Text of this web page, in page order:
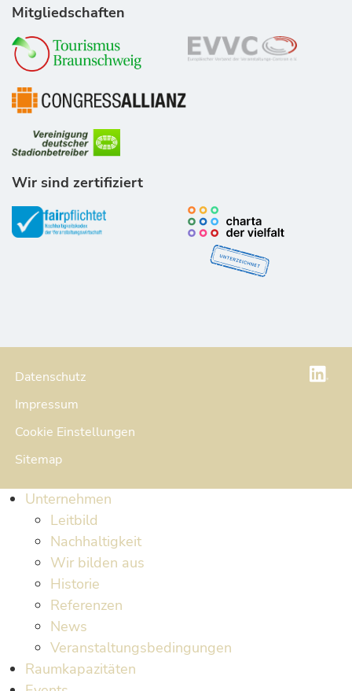
Mitgliedschaften
Wir sind zertifiziert
Datenschutz
Impressum
Cookie Einstellungen
Sitemap
Unternehmen
Leitbild
Nachhaltigkeit
Wir bilden aus
Historie
Referenzen
News
Veranstaltungsbedingungen
Raumkapazitäten